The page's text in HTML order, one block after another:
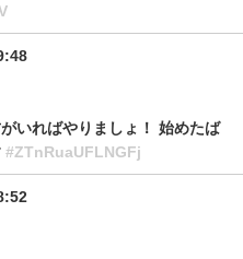
いればやりましょ！ 始めたば
#ZTnRuaUFLNGFj